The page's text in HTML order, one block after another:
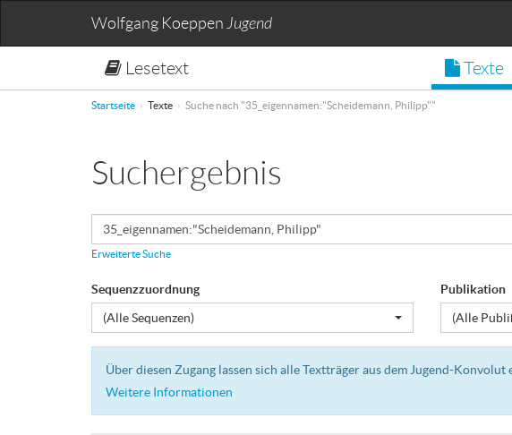
Wolfgang Koeppen Jugend
Lesetext Texte
Startseite Texte Suche nach "35_eigennamen:"Scheidemann, Philipp""
Suchergebnis
Erweiterte Suche
Sequenzzuordnung
(Alle Sequenzen)
Publikation
(Alle
Über diesen Zugang lassen sich alle Textträger aus dem Jugend-Konvolut
Weitere Informationen